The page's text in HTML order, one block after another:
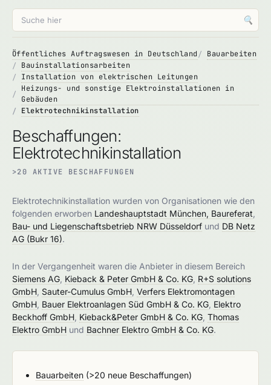
🔍
Öffentliches Auftragswesen in Deutschland
Bauarbeiten
Bauinstallationsarbeiten
Installation von elektrischen Leitungen
Heizungs- und sonstige Elektroinstallationen in
Gebäuden
Elektrotechnikinstallation
Beschaffungen:
Elektrotechnikinstallation
>20 AKTIVE BESCHAFFUNGEN
Elektrotechnikinstallation wurden von Organisationen wie den
folgenden erworben Landeshauptstadt München, Baureferat
Bau- und Liegenschaftsbetrieb NRW Düsseldorf und DB Netz
AG (Bukr 16).
In der Vergangenheit waren die Anbieter in diesem Bereich
Siemens AG Kieback & Peter GmbH & Co. KG R+S solutions
GmbH Sauter-Cumulus GmbH Verfers Elektromontagen
GmbH Bauer Elektroanlagen Süd GmbH & Co. KG Elektro
Beckhoff GmbH Kieback&Peter GmbH & Co. KG Thomas
Elektro GmbH und Bachner Elektro GmbH & Co. KG.
Bauarbeiten (>20 neue Beschaffungen)